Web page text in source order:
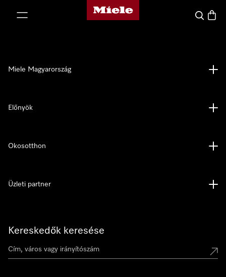
Miele honlapja
Kereses
Kereskedők keresése
Miele Magyarország
Előnyök
Okosotthon
Üzleti partner